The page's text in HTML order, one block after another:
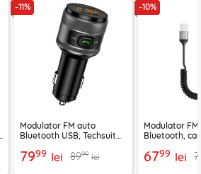
-11%
Modulator FM auto
Bluetooth USB, Techsuit
7999 lei 8999 lei
-10%
Modulator
Bluetooth,
6799 lei